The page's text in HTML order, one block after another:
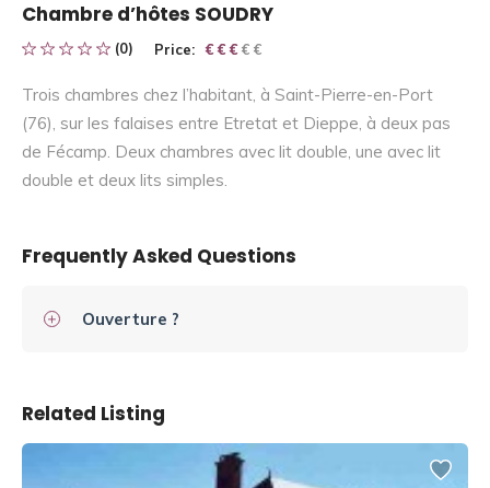
Chambre d’hôtes SOUDRY
(0) Price: € € € € €
€ € €
Trois chambres chez l’habitant, à Saint-Pierre-en-Port
(76), sur les falaises entre Etretat et Dieppe, à deux pas
de Fécamp. Deux chambres avec lit double, une avec lit
double et deux lits simples.
Frequently Asked Questions
Ouverture ?
Related Listing